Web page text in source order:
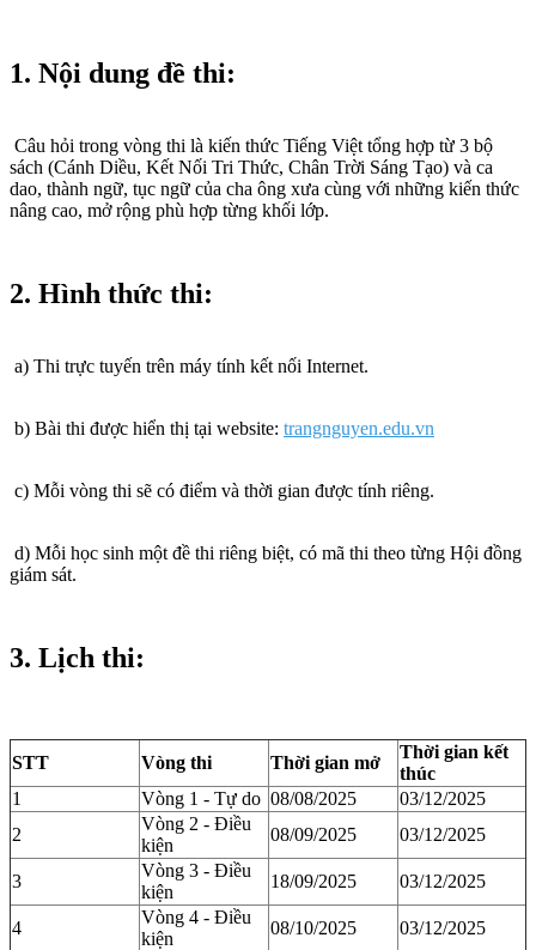
1. Nội dung đề thi:
Câu hỏi trong vòng thi là kiến thức Tiếng Việt tổng hợp từ 3 bộ
sách (Cánh Diều, Kết Nối Tri Thức, Chân Trời Sáng Tạo) và ca
dao, thành ngữ, tục ngữ của cha ông xưa cùng với những kiến thức
nâng cao, mở rộng phù hợp từng khối lớp.
2. Hình thức thi:
a) Thi trực tuyến trên máy tính kết nối Internet.
b) Bài thi được hiển thị tại website: trangnguyen.edu.vn
c) Mỗi vòng thi sẽ có điểm và thời gian được tính riêng.
d) Mỗi học sinh một đề thi riêng biệt, có mã thi theo từng Hội đồng
giám sát.
3. Lịch thi:
STT Vòng thi Thời gian mở
Thời gian kết
thúc
1
Vòng 1 - Tự do 08/08/2025
03/12/2025
2
Vòng 2 - Điều
kiện
08/09/2025 03/12/2025
3
Vòng 3 - Điều
kiện
18/09/2025 03/12/2025
4
Vòng 4 - Điều
kiện
08/10/2025 03/12/2025